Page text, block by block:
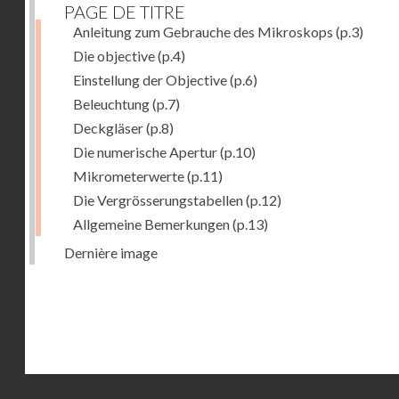
PAGE DE TITRE
Anleitung zum Gebrauche des Mikroskops (p.3)
Die objective(p.4)
Einstellung der Objective(p.6)
Beleuchtung(p.7)
Deckgläser(p.8)
Die numerische Apertur(p.10)
Mikrometerwerte(p.11)
Die Vergrösserungstabellen(p.12)
Allgemeine Bemerkungen(p.13)
Dernière image